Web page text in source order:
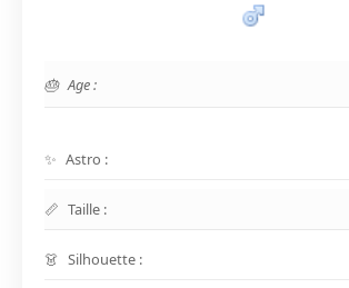
Age :
Astro :
Taille :
Silhouette :